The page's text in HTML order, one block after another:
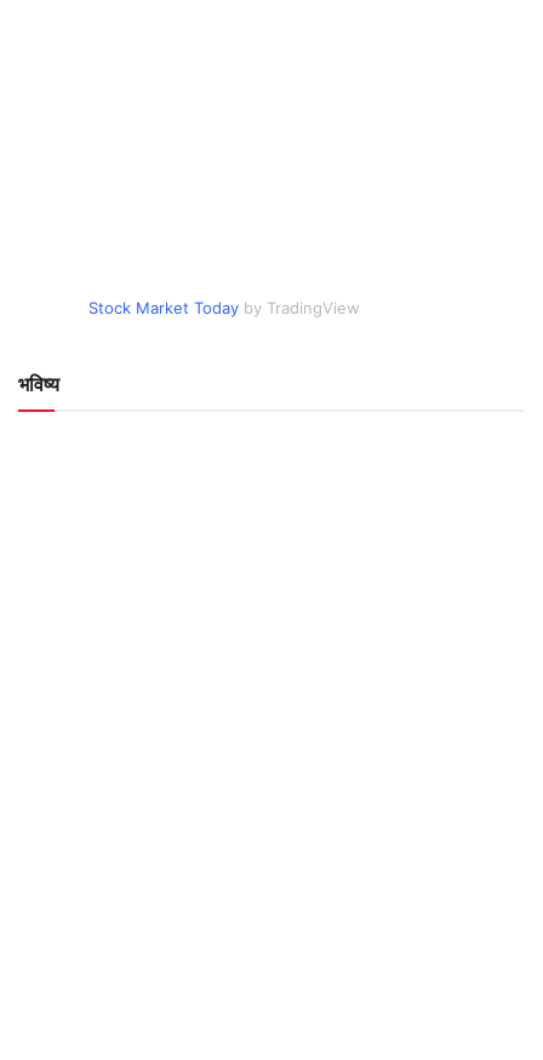
Stock Market Today by TradingView
भविष्य